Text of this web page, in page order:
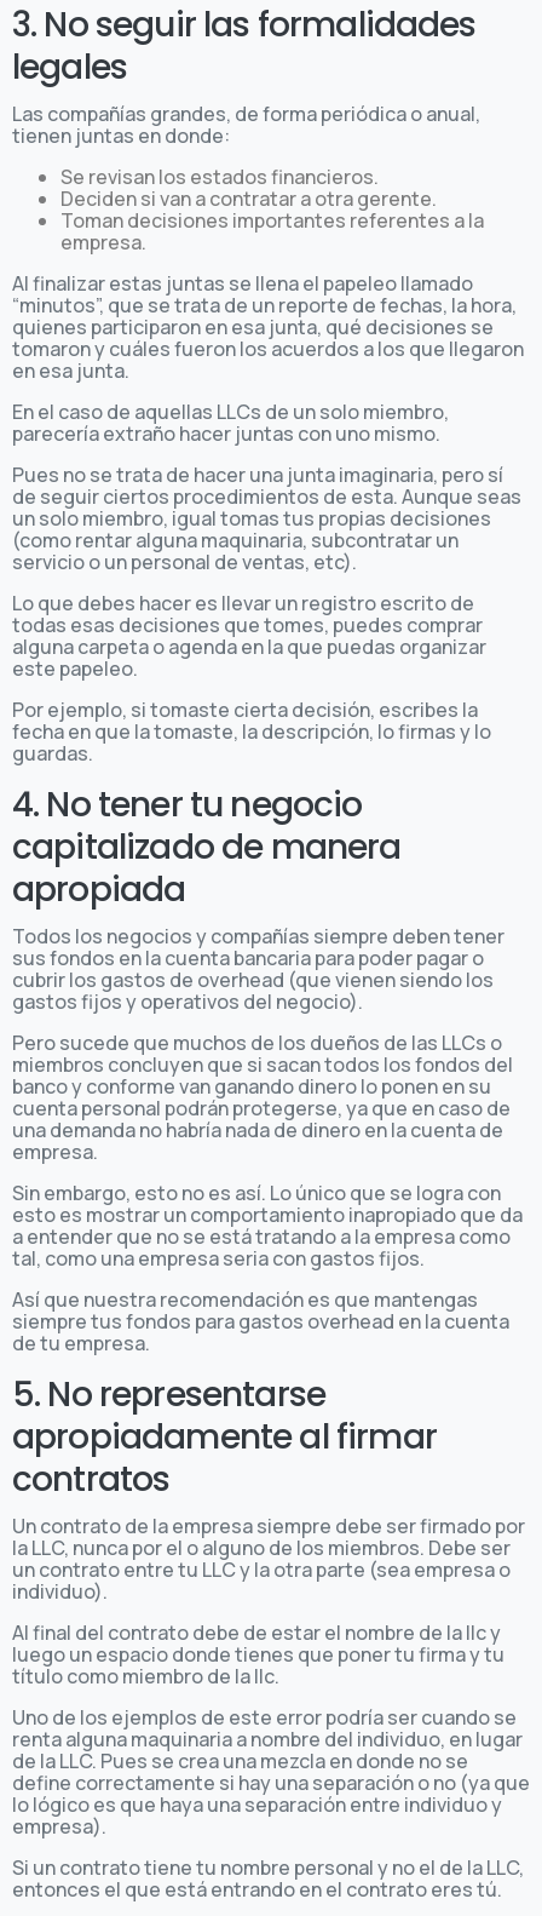
3. No seguir las formalidades
legales
Las compañías grandes, de forma periódica o anual,
tienen juntas en donde:
Se revisan los estados financieros.
Deciden si van a contratar a otra gerente.
Toman decisiones importantes referentes a la
empresa.
Al finalizar estas juntas se llena el papeleo llamado
“minutos”, que se trata de un reporte de fechas, la hora,
quienes participaron en esa junta, qué decisiones se
tomaron y cuáles fueron los acuerdos a los que llegaron
en esa junta.
En el caso de aquellas LLCs de un solo miembro,
parecería extraño hacer juntas con uno mismo.
Pues no se trata de hacer una junta imaginaria, pero sí
de seguir ciertos procedimientos de esta. Aunque seas
un solo miembro, igual tomas tus propias decisiones
(como rentar alguna maquinaria, subcontratar un
servicio o un personal de ventas, etc).
Lo que debes hacer es llevar un registro escrito de
todas esas decisiones que tomes, puedes comprar
alguna carpeta o agenda en la que puedas organizar
este papeleo.
Por ejemplo, si tomaste cierta decisión, escribes la
fecha en que la tomaste, la descripción, lo firmas y lo
guardas.
4. No tener tu negocio
capitalizado de manera
apropiada
Todos los negocios y compañías siempre deben tener
sus fondos en la cuenta bancaria para poder pagar o
cubrir los gastos de overhead (que vienen siendo los
gastos fijos y operativos del negocio).
Pero sucede que muchos de los dueños de las LLCs o
miembros concluyen que si sacan todos los fondos del
banco y conforme van ganando dinero lo ponen en su
cuenta personal podrán protegerse, ya que en caso de
una demanda no habría nada de dinero en la cuenta de
empresa.
Sin embargo, esto no es así. Lo único que se logra con
esto es mostrar un comportamiento inapropiado que da
a entender que no se está tratando a la empresa como
tal, como una empresa seria con gastos fijos.
Así que nuestra recomendación es que mantengas
siempre tus fondos para gastos overhead en la cuenta
de tu empresa.
5. No representarse
apropiadamente al firmar
contratos
Un contrato de la empresa siempre debe ser firmado por
la LLC, nunca por el o alguno de los miembros. Debe ser
un contrato entre tu LLC y la otra parte (sea empresa o
individuo).
Al final del contrato debe de estar el nombre de la llc y
luego un espacio donde tienes que poner tu firma y tu
título como miembro de la llc.
Uno de los ejemplos de este error podría ser cuando se
renta alguna maquinaria a nombre del individuo, en lugar
de la LLC. Pues se crea una mezcla en donde no se
define correctamente si hay una separación o no (ya que
lo lógico es que haya una separación entre individuo y
empresa).
Si un contrato tiene tu nombre personal y no el de la LLC,
entonces el que está entrando en el contrato eres tú.